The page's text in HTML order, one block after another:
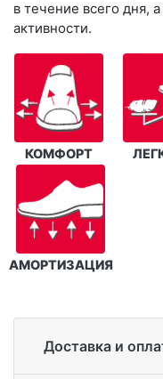
в течение всего дня,
активности.
КОМФОРТ
АМОРТИЗАЦИЯ
Доставка и